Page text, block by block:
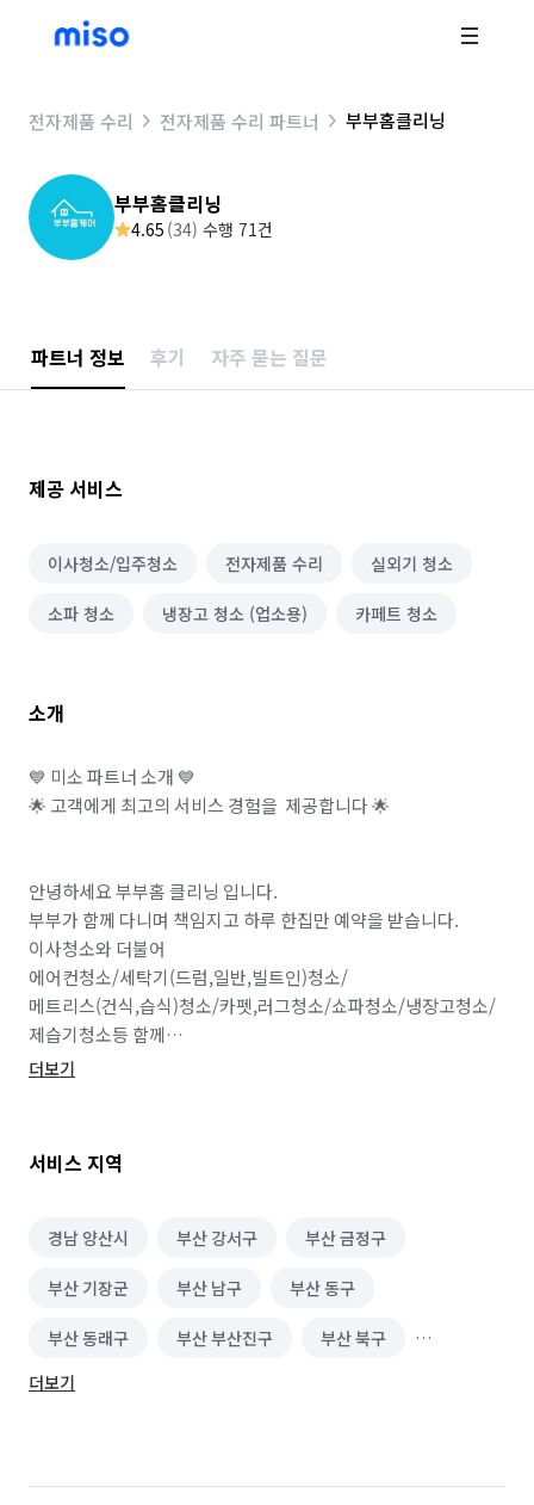
전자제품 수리 전자제품 수리 파트너 부부홈클리닝
부부홈클리닝
4.65 (34) 수행 71건
파트너 정보 후기 자주 묻는 질문
제공 서비스
이사청소/입주청소 전자제품 수리 실외기 청소
소파 청소 냉장고 청소 (업소용) 카페트 청소
소개
💙 미소 파트너 소개 💙
🌟 고객에게 최고의 서비스 경험을  제공합니다 🌟
안녕하세요 부부홈 클리닝 입니다.
부부가 함께 다니며 책임지고 하루 한집만 예약을 받습니다.
이사청소와 더불어
에어컨청소/세탁기(드럼,일반,빌트인)청소/
메트리스(건식,습식)청소/카펫,러그청소/쇼파청소/냉장고청소/
제습기청소등 함께
서비스 받아보실수 있습니다.
Q. 서비스가 시작되기 전 어떤 절차로 진행하나요?
특히 오염이 심한 부분과 파손된 부분을 찾아서 고객님께 안내해
고객님께서 추가 청소요청이 있을때만 현장에서 추가요금이
ex)현장에 와서 오염이 심하다고 추가요금은 나오지 않습니다.
청소가 마무리 되더라도 고객님의 확인이 끝나야 저희도
더보기
서비스 지역
경남 양산시 부산 강서구 부산 금정구
부산 기장군 부산 남구 부산 동구
부산 동래구 부산 부산진구 부산 북구
부산 사상구
부산 중구 부산 해운대구
더보기